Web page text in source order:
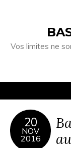
Vos limites ne
20
NOV
2016